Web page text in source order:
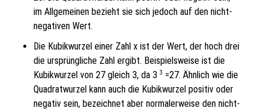
im Allgemeinen bezieht sie sich jedoch auf den nicht-
negativen Wert.
Die Kubikwurzel einer Zahl x ist der Wert, der hoch drei
die ursprüngliche Zahl ergibt. Beispielsweise ist die
Kubikwurzel von 27 gleich 3, da 33 =27. Ähnlich wie die
Quadratwurzel kann auch die Kubikwurzel positiv oder
negativ sein, bezeichnet aber normalerweise den nicht-